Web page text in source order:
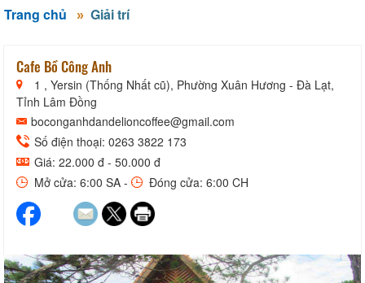
Trang chủ Giải trí
Cafe Bồ Công Anh
1 , Yersin (Thống Nhất cũ), Phường Xuân Hương - Đà Lạt,
Tỉnh Lâm Đồng
boconganhdandelioncoffee@gmail.com
Số điện thoại: 0263 3822 173
Giá: 22.000 đ - 50.000 đ
Mở cửa: 6:00 SA -
Đóng cửa: 6:00 CH